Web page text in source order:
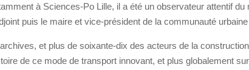
à Sciences-Po Lille, il a été un observateur attentif du
puis le maire et vice-président de la communauté
et plus de soixante-dix des acteurs de la
de ce mode de transport innovant, et plus globalement